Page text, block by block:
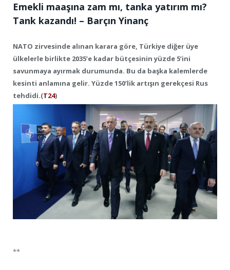
Emekli maaşına zam mı, tanka yatırım mı?
Tank kazandı! – Barçın Yinanç
NATO zirvesinde alınan karara göre, Türkiye diğer üye
ülkelerle birlikte 2035’e kadar bütçesinin yüzde 5’ini
savunmaya ayırmak durumunda. Bu da başka kalemlerde
kesinti anlamına gelir. Yüzde 150’lik artışın gerekçesi Rus
tehdidi.(T24)
**